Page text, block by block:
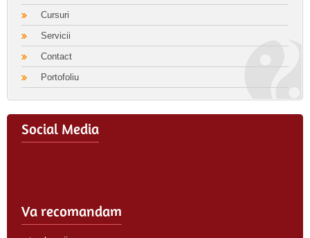
Cursuri
Servicii
Contact
Portofoliu
Social Media
Va recomandam